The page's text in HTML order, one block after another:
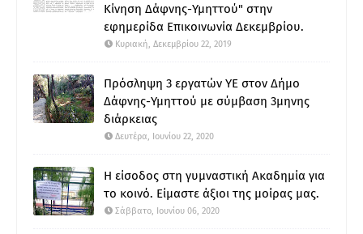
Κίνηση Δάφνης-Υμηττού" στην
εφημερίδα Επικοινωνία Δεκεμβρίου.
Κυριακή, Δεκεμβρίου 22, 2019
Πρόσληψη 3 εργατών ΥΕ στον Δήμο
Δάφνης-Υμηττού με σύμβαση 3μηνης
διάρκειας
Δευτέρα, Ιουνίου 22, 2020
Η είσοδος στη γυμναστική Ακαδημία για
το κοινό. Είμαστε άξιοι της μοίρας μας.
Σάββατο, Ιουνίου 06, 2020